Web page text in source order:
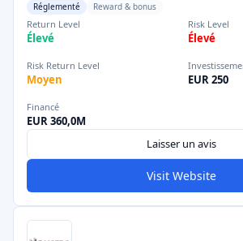
Réglementé Reward & bonus
Return Level
Élevé
Risk Level
Élevé
Risk Return Level
Moyen EUR 250
Financé
EUR 360,0M
Laisser un avis
Visit Website